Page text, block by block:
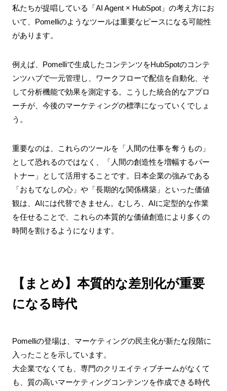
私たちが提唱している「AI Agent × HubSpot」の考え方にお
いて、Pomelliのようなツールは重要なピースになる可能性
があります。
例えば、Pomelliで生成したコンテンツをHubSpotのコンテ
ンツハブで一元管理し、ワークフローで配信を自動化、そ
して分析機能で効果を測定する。こうした統合的なアプロ
ーチが、今後のマーケティングの標準になっていくでしょ
う。
重要なのは、これらのツールを「人間の仕事を奪うもの」
として恐れるのではなく、「人間の創造性を増幅するパー
トナー」として活用することです。日本企業の強みである
「おもてなしの心」や「長期的な関係構築」といった価値
観は、AIには代替できません。むしろ、AIに定型的な作業
を任せることで、これらの本質的な価値創造により多くの
時間を割けるようになります。
【まとめ】本質的な差別化が重要
になる時代
Pomelliの登場は、マーケティングの民主化が新たな段階に
入ったことを示しています。
大企業でなくても、専門のクリエイティブチームがなくて
も、質の高いマーケティングコンテンツを作成できる時代